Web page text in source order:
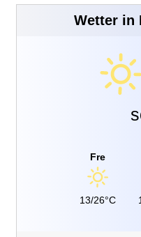
Wetter in
Fre
13/26°C